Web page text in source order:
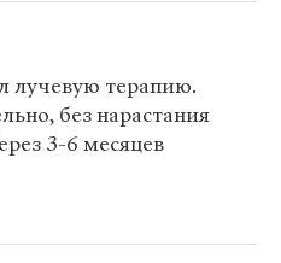
лучевую терапию.
без нарастания
3-6 месяцев